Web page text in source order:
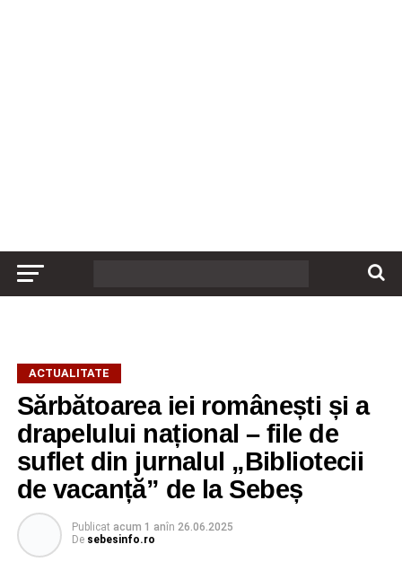
ACTUALITATE
Sărbătoarea iei românești și a
drapelului național – file de
suflet din jurnalul „Bibliotecii
de vacanță” de la Sebeș
Publicat acum 1 anîn 26.06.2025
De sebesinfo.ro